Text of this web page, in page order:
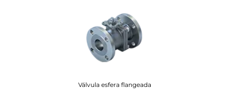
Válvula esfera flangeada